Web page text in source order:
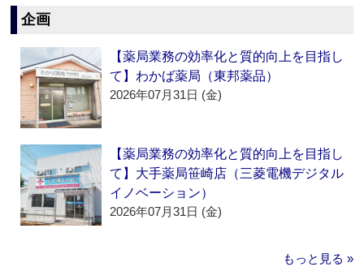
企画
【薬局業務の効率化と質的向上を目指し
て】わかば薬局（東邦薬品）
2026年07月31日 (金)
【薬局業務の効率化と質的向上を目指し
て】大手薬局笹崎店（三菱電機デジタル
イノベーション）
2026年07月31日 (金)
もっと見る »